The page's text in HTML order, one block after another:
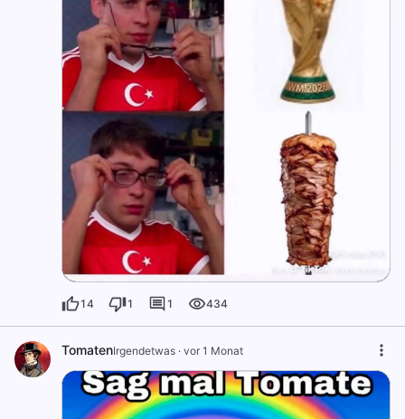
14 1 1 434
TomatenIrgendetwas · vor 1 Monat